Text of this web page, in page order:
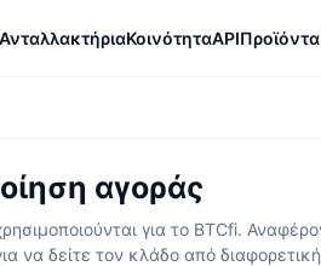
ΑνταλλακτήριαΚοινότηταAPIΠροϊόντα
αγοράς
για το BTCfi.
να δείτε τον κλάδο από